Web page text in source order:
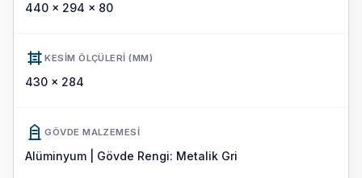
440 x 294 x 80
KESIM ÖLÇÜLERI (MM)
430 x 284
GÖVDE MALZEMESI
Alüminyum | Gövde Rengi: Metalik Gri